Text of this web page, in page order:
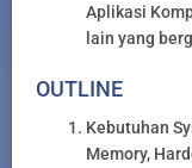
Aplikasi
lain yang
OUTLINE
Kebutuhan
Memory,